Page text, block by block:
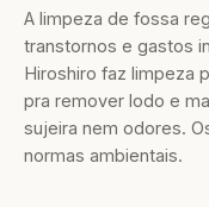
A limpeza de fossa
transtornos e gastos
Hiroshiro faz limpeza
pra remover lodo e
sujeira nem odores.
normas ambientais.